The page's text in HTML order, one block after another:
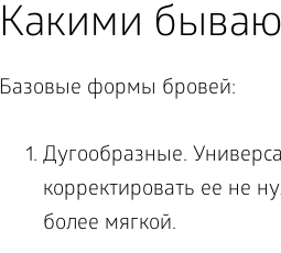
Какими
Базовые формы бровей:
Дугообразные.
корректировать ее не
более мягкой.